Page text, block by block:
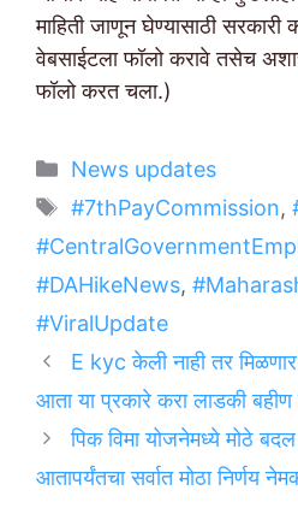
माहिती जाणून घेण्यासाठी सरकारी
वेबसाईटला फॉलो करावे तसेच
फॉलो करत चला.)
Categories
News updates
Tags
#7thPayCommission,
#DAHikeNews,
#ViralUpdate
E kyc केली नाही तर मिळणार
आता या प्रकारे करा लाडकी
पिक विमा योजनेमध्ये मोठे
आतापर्यंतचा सर्वात मोठा निर्णय